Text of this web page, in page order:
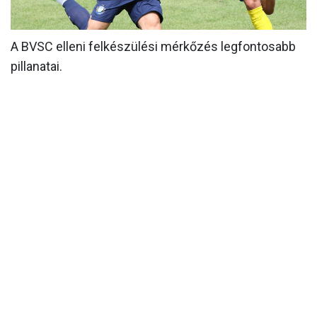
GALÉRIA
SZURKOLÓI ÉLMÉNYEK
A BVSC elleni felkészülési mérkőzés legfontosabb
pillanatai.